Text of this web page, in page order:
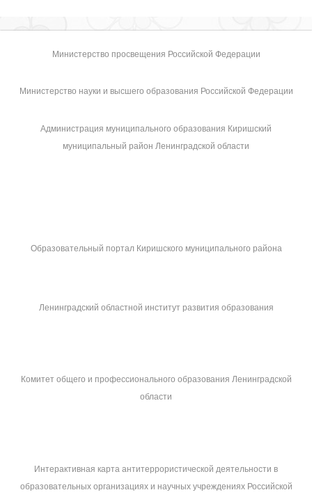
Министерство просвещения Российской Федерации
Министерство науки и высшего образования Российской Федерации
Администрация муниципального образования Киришский
муниципальный район Ленинградской области
Образовательный портал Киришского муниципального района
Ленинградский областной институт развития образования
Комитет общего и профессионального образования Ленинградской
области
Интерактивная карта антитеррористической деятельности в
образовательных организациях и научных учреждениях Российской